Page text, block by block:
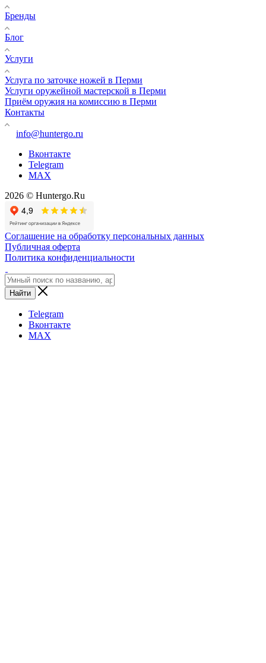
Бренды
Блог
Услуги
Услуга по заточке ножей в Перми
Услуги оружейной мастерской в Перми
Приём оружия на комиссию в Перми
Контакты
info@huntergo.ru
Вконтакте
Telegram
MAX
2026 © Huntergo.Ru
Соглашение на обработку персональных данных
Публичная оферта
Политика конфиденциальности
Найти
Telegram
Вконтакте
MAX